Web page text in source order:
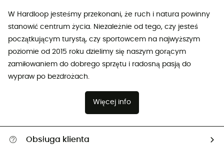
W Hardloop jesteśmy przekonani, że ruch i natura powinny
stanowić centrum życia. Niezależnie od tego, czy jesteś
początkującym turystą, czy sportowcem na najwyższym
poziomie od 2015 roku dzielimy się naszym gorącym
zamiłowaniem do dobrego sprzętu i radosną pasją do
wypraw po bezdrożach.
Więcej info
Obsługa klienta